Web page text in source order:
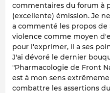
commentaires du forum à
(excellente) émission. Je
a commenté les propos de
violence comme moyen
pour l'exprimer, il a ses
J'ai dévoré le dernier
"Pharmacologie de Front
est à mon sens
combattre les assertions